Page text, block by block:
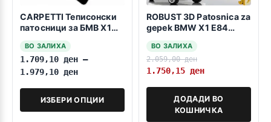
CARPETTI Теписонски
патосници за БМВ Х1
ВО ЗАЛИХА
1.709,10 ден –
1.979,10 ден
ИЗБЕРИ ОПЦИИ
ROBUST 3D Patosnica za
gepek BMW X1 E84
ВО ЗАЛИХА
2.059,00ден
1.750,15 ден
ДОДАДИ ВО
КОШНИЧКА